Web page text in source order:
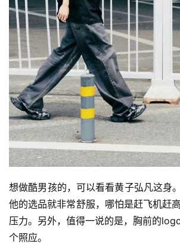
首
页
快
讯
公
司
时
尚
想做酷男孩的，可以看看黄子弘凡这身
他的选品就非常舒服，哪怕是赶飞机赶
压力。另外，值得一说的是，胸前的
个照应。